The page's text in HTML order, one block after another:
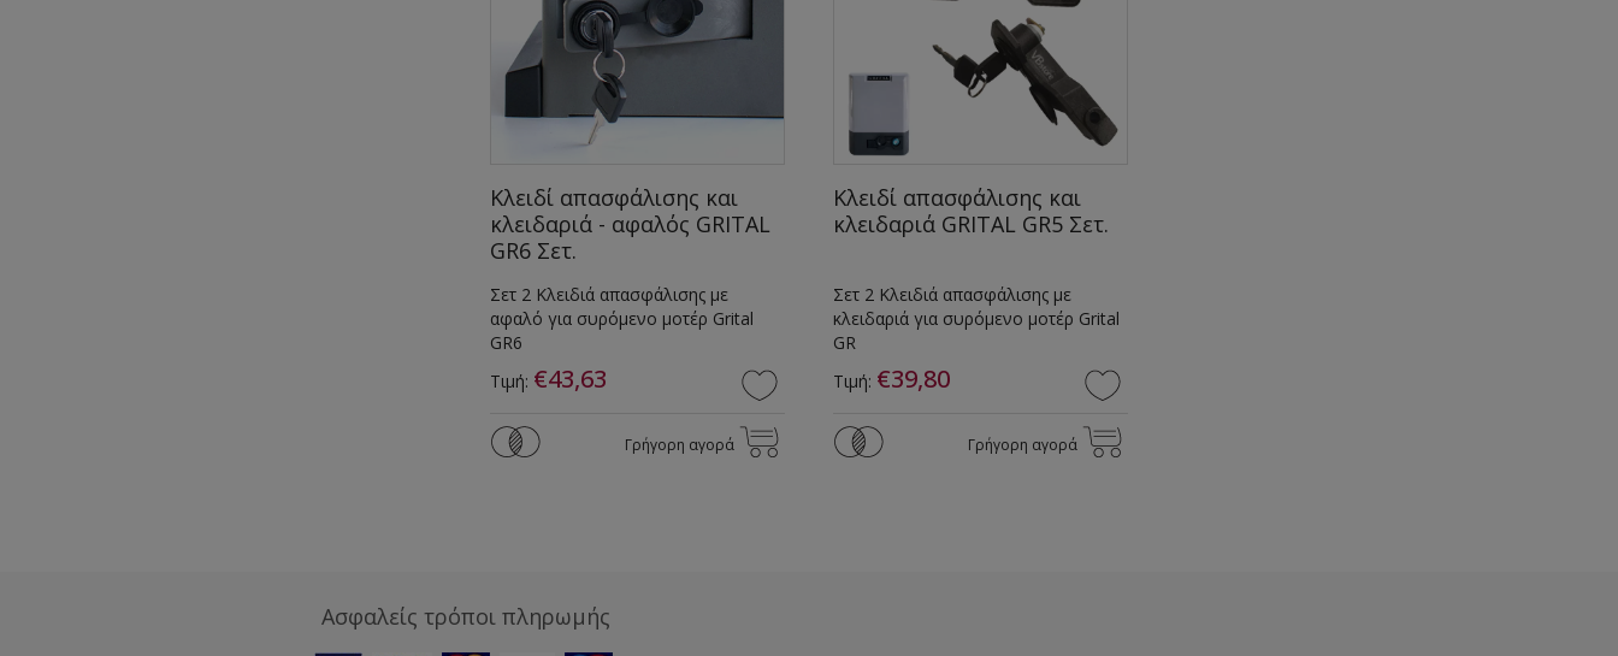
Κλειδί απασφάλισης και
κλειδαριά - αφαλός GRITAL
GR6 Σετ.
Σετ 2 Κλειδιά απασφάλισης με
αφαλό για συρόμενο μοτέρ Grital
GR6
Τιμή: €43,63
Γρήγορη αγορά
Κλειδί απασφάλισης και
κλειδαριά GRITAL GR5 Σετ.
Σετ 2 Κλειδιά απασφάλισης με
κλειδαριά για συρόμενο μοτέρ Grital
GR
Τιμή: €39,80
Γρήγορη αγορά
Ασφαλείς τρόποι πληρωμής